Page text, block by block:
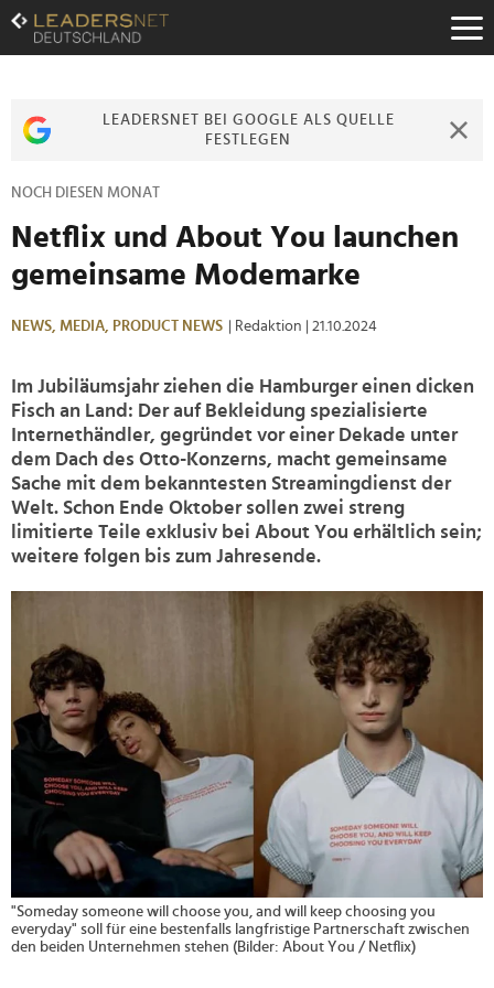
Zum
Inhalt
Zur
Zur
LEADERSNET BEI GOOGLE ALS QUELLE
FESTLEGEN
NOCH DIESEN MONAT
Netflix und About You launchen
gemeinsame Modemarke
NEWS, MEDIA, PRODUCT NEWS | Redaktion | 21.10.2024
Im Jubiläumsjahr ziehen die Hamburger einen dicken
Fisch an Land: Der auf Bekleidung spezialisierte
Internethändler, gegründet vor einer Dekade unter
dem Dach des Otto-Konzerns, macht gemeinsame
Sache mit dem bekanntesten Streamingdienst der
Welt. Schon Ende Oktober sollen zwei streng
limitierte Teile exklusiv bei About You erhältlich sein;
weitere folgen bis zum Jahresende.
"Someday someone will choose you, and will keep choosing you
everyday" soll für eine bestenfalls langfristige Partnerschaft zwischen
den beiden Unternehmen stehen (Bilder: About You / Netflix)